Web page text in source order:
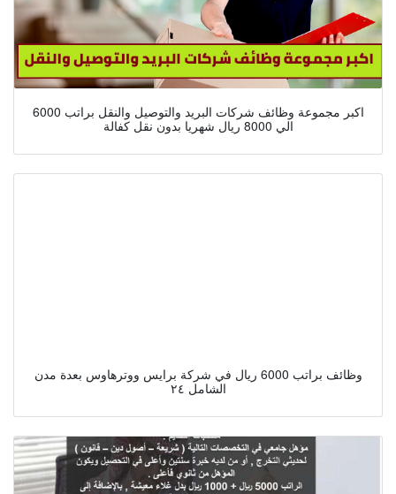
اكبر مجموعة وظائف شركات البريد والتوصيل والنقل براتب 6000
الي 8000 ريال شهريا بدون نقل كفالة
وظائف براتب 6000 ريال في شركة برايس ووترهاوس بعدة مدن
الشامل ٢٤